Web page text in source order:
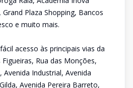
Grand Plaza Shopping, Bancos
e muito mais.
acesso às principais vias da
Rua das Monções,
Industrial, Avenida
Avenida Pereira Barreto,